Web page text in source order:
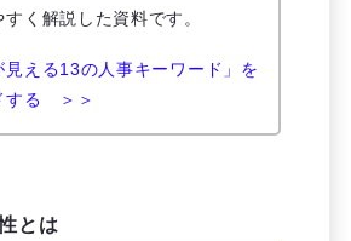
すく解説した資料です。
見える13の人事キーワード」を
する ＞＞
とは